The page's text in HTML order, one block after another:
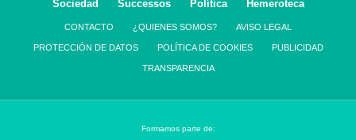
Sociedad
Successos Política Hemeroteca
CONTACTO ¿QUIENES SOMOS? AVISO LEGAL
PROTECCIÓN DE DATOS POLÍTICA DE COOKIES PUBLICIDAD
TRANSPARENCIA
Formamos parte de: